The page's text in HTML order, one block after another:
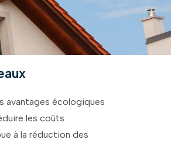
avantages écologiques
les coûts
à la réduction des